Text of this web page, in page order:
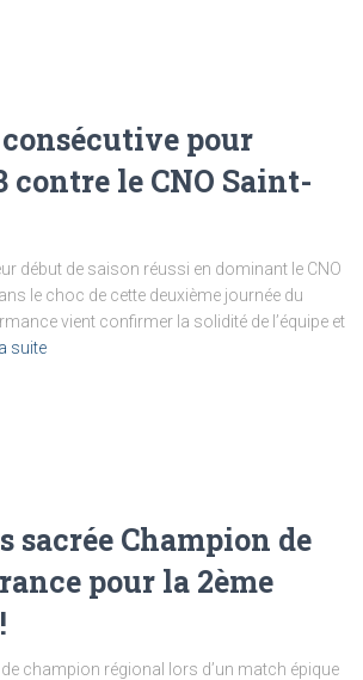
pour
contre le CNO Saint-
début de saison réussi en dominant le CNO
le choc de cette deuxième journée du
vient confirmer la solidité de l’équipe et
suite
sacrée Champion de
pour la 2ème
de champion régional lors d’un match épique